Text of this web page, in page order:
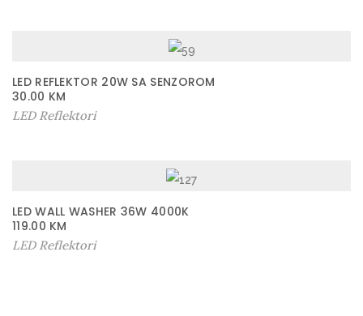
LED REFLEKTOR 20W SA SENZOROM
30.00 KM
LED Reflektori
LED WALL WASHER 36W 4000K
119.00 KM
LED Reflektori